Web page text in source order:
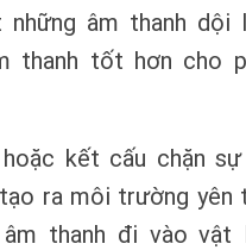
những âm thanh dội
thanh tốt hơn cho
kết cấu chặn
ra môi trường yên
thanh đi vào vật